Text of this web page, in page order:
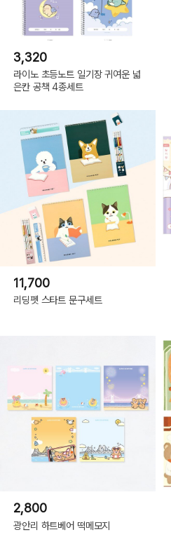
3,320
라이노 초등노트 일기장 귀여운 넓
은칸 공책 4종세트
11,700
리딩펫 스타트 문구세트
2,800
광안리 하트베어 떡메모지